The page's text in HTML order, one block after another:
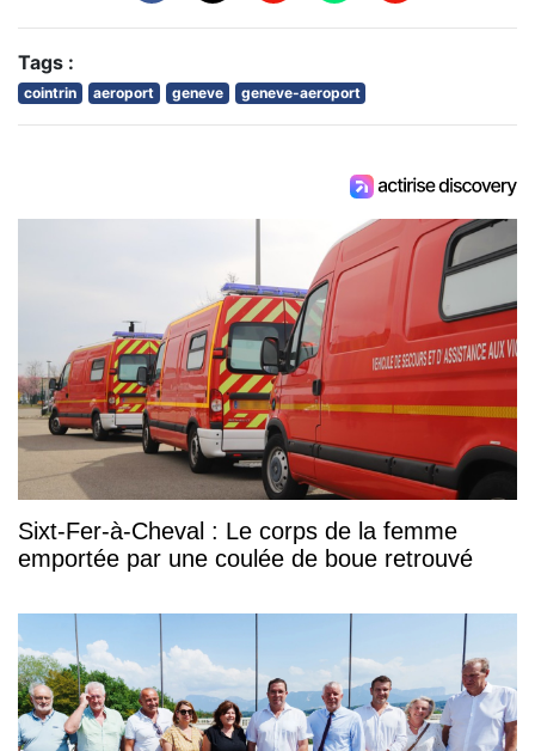
Tags :
cointrin aeroport geneve geneve-aeroport
Sixt-Fer-à-Cheval : Le corps de la femme
emportée par une coulée de boue retrouvé